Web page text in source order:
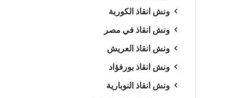
ونش انقاذ الكوربة
ونش انقاذ في مصر
ونش انقاذ العريش
ونش انقاذ بورفؤاد
ونش انقاذ النوبارية